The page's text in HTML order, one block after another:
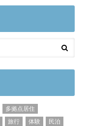
多拠点居住
旅行 体験
民泊